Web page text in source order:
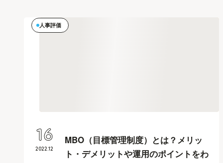
人事評価
MBO（目標管理制度）とは？メリッ
ト・デメリットや運用のポイントをわ
2022.12
16